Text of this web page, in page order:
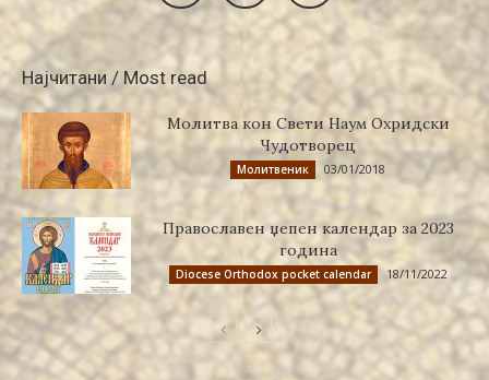
Најчитани / Most read
Молитва кон Свети Наум Охридски
Чудотворец
Молитвеник 03/01/2018
Православен џепен календар за 2023
година
Diocese Orthodox pocket calendar 18/11/2022